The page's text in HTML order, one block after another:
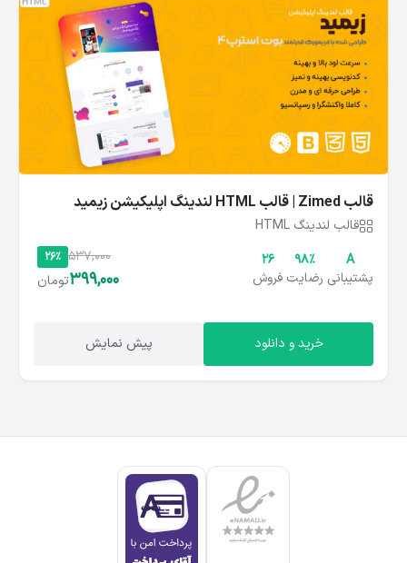
قالب Zimed | قالب HTML لندینگ اپلیکیشن زیمید
قالب لندینگ HTML
A
پشتیبانی
۹۸%
رضایت
26
فروش
26% 537,000
399,000تومان
خرید و دانلود پیش نمایش